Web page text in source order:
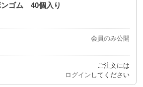
ゴム 40個入り
会員のみ公開
ご注文には
ログイン してください